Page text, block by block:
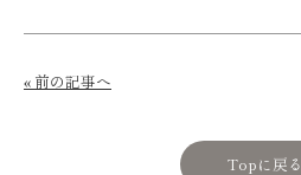
« 前の記事へ
Topに戻る